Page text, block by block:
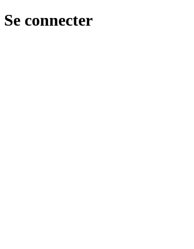
Se connecter